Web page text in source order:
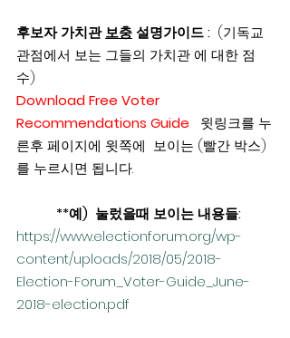
후보자 가치관 보충 설명가이드:
  (기독교
관점에서 보는 그들의 가치관 에 대한 점
수)
Download Free Voter
Recommendations Guide
윗링크를 누
른후 페이지에 윗쪽에  보이는 (빨간 박스)
를 누르시면 됩니다.
           **예)  눌렀을때 보이는 내용들:
https://www.electionforum.org/wp-
content/uploads/2018/05/2018-
Election-Forum_Voter-Guide_June-
2018-election.pdf